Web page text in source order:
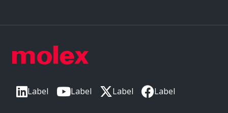
Label Label Label Label